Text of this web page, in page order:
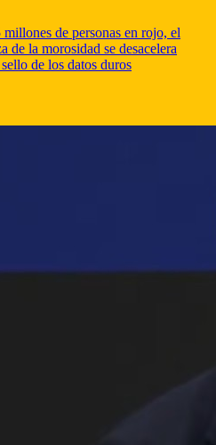
de personas en rojo, el
de la morosidad se desacelera
de los datos duros